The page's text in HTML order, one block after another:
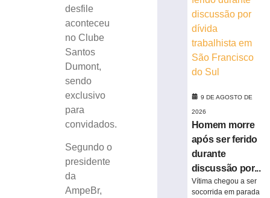
desfile
aconteceu
no Clube
Santos
Dumont,
sendo
exclusivo
para
convidados.
Segundo o
presidente
da
AmpeBr,
agosto
mais
Bingo
Clube
Mães
Apae
9 DE AGOSTO DE
2026
Homem morre
após ser ferido
durante
discussão por...
Vítima chegou a ser
socorrida em parada